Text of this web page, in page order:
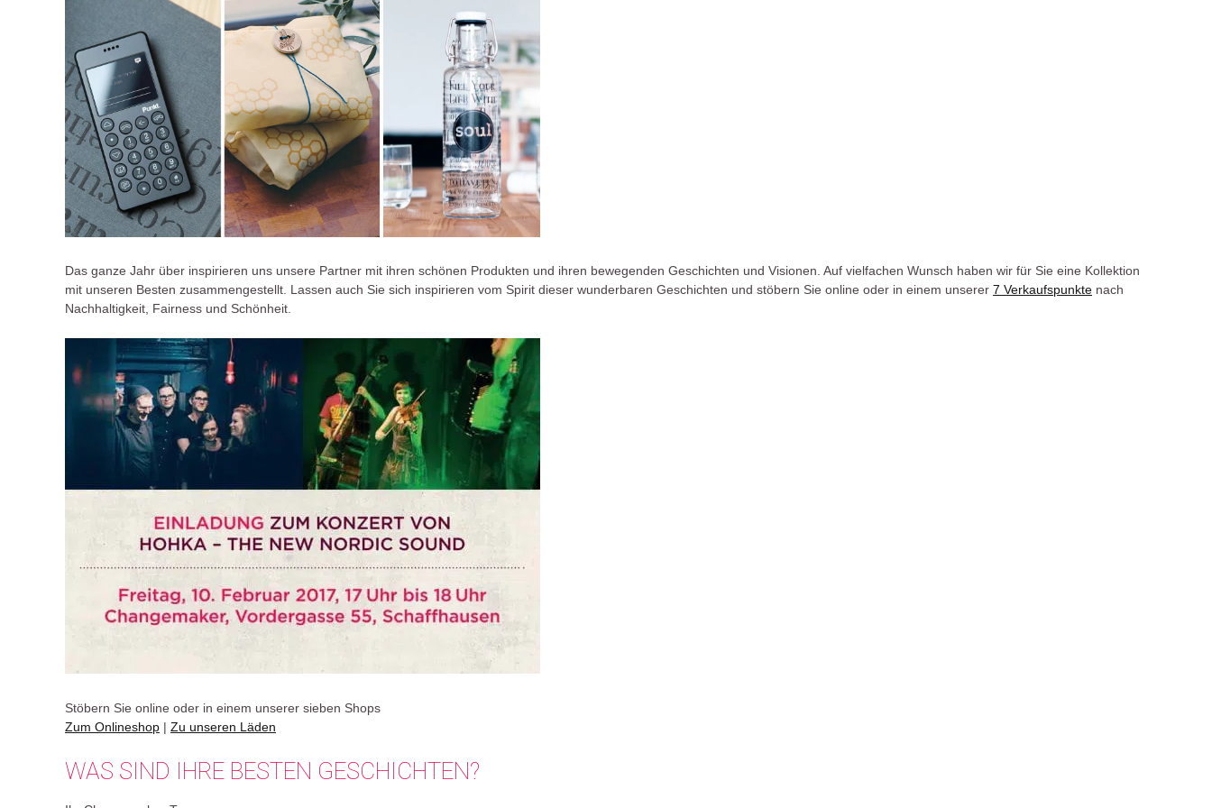
Das ganze Jahr über inspirieren uns unsere Partner mit ihren schönen Produkten und ihren bewegenden Geschichten und Visionen. Auf vielfachen Wunsch haben wir für Sie eine Kollektion
mit unseren Besten zusammengestellt. Lassen auch Sie sich inspirieren vom Spirit dieser wunderbaren Geschichten und stöbern Sie online oder in einem unserer 7 Verkaufspunkte nach
Nachhaltigkeit, Fairness und Schönheit.
Stöbern Sie online oder in einem unserer sieben Shops
Zum Onlineshop | Zu unseren Läden
WAS SIND IHRE BESTEN GESCHICHTEN?